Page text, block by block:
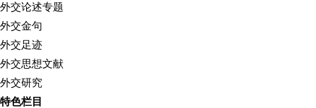
外交论述专题
外交金句
外交足迹
外交思想文献
外交研究
特色栏目